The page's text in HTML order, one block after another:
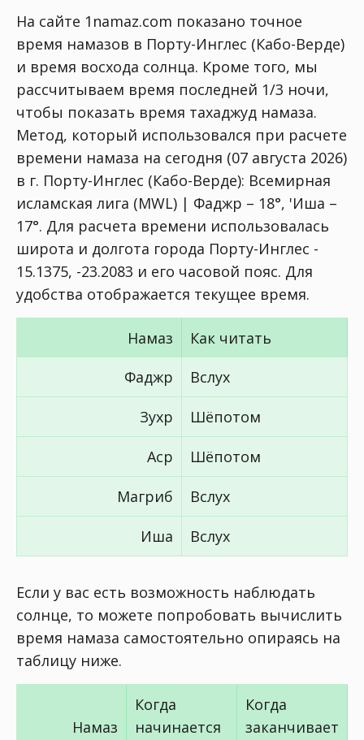
На сайте 1namaz.com показано точное
время намазов в Порту-Инглес (Кабо-Верде)
и время восхода солнца. Кроме того, мы
рассчитываем время последней 1/3 ночи,
чтобы показать время тахаджуд намаза.
Метод, который использовался при расчете
времени намаза на сегодня (07 августа 2026)
в г. Порту-Инглес (Кабо-Верде): Всемирная
исламская лига (MWL) | Фаджр – 18°, 'Иша –
17°. Для расчета времени использовалась
широта и долгота города Порту-Инглес -
15.1375, -23.2083 и его часовой пояс. Для
удобства отображается текущее время.
Намаз
Как читать
Фаджр
Вслух
Зухр Шёпотом
Аср Шёпотом
Магриб Вслух
Иша Вслух
Если у вас есть возможность наблюдать
солнце, то можете попробовать вычислить
время намаза самостоятельно опираясь на
таблицу ниже.
Намаз
Когда
начинается
Когда
заканчивает